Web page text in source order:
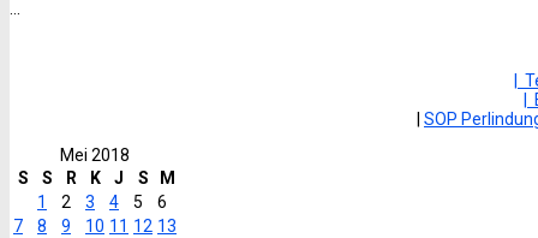
|
SOP
Mei 2018
S
S R K J S
M
1
2 3 4 5
6
7
8 9 10 11 12 13